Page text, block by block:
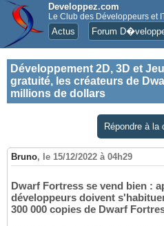
Developpez.com
Le Club des Développeurs et
Actus Forum
Développement 2D, 3D et
gratuité, les créateurs de
millions de dollars
Répondre à la
Bruno, le 15/12/2022 à 04h29
Dwarf Fortress se vend bien :
développeurs doivent
300 000 copies de Dwarf